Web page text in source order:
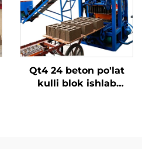
Qt4 24 beton po'lat
kulli blok ishlab